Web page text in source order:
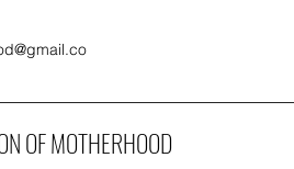
OF MOTHERHOOD